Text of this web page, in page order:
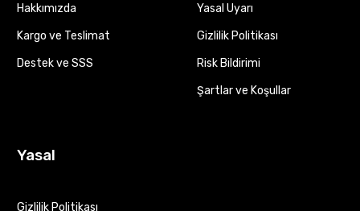
Hakkımızda
Kargo ve Teslimat
Destek ve SSS
Yasal Uyarı
Gizlilik Politikası
Risk Bildirimi
Şartlar ve Koşullar
Yasal
Gizlilik Politikası